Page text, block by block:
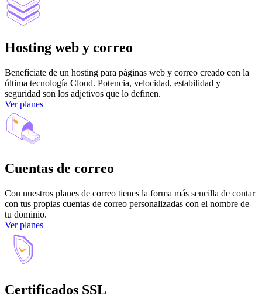
Hosting web y correo
Benefíciate de un hosting para páginas web y correo creado con la
última tecnología Cloud. Potencia, velocidad, estabilidad y
seguridad son los adjetivos que lo definen.
Ver planes
Cuentas de correo
Con nuestros planes de correo tienes la forma más sencilla de contar
con tus propias cuentas de correo personalizadas con el nombre de
tu dominio.
Ver planes
Certificados SSL